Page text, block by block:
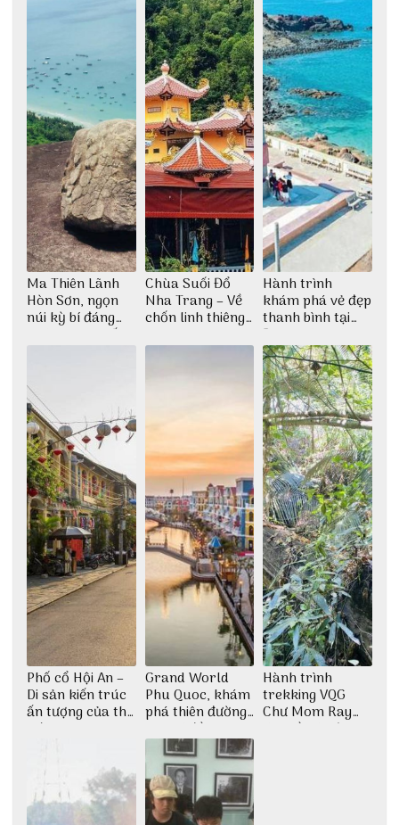
Ma Thiên Lãnh
Hòn Sơn, ngọn
núi kỳ bí đáng
khám phá nhất
Chùa Suối Đổ
Nha Trang – Về
chốn linh thiêng
thiền định
Hành trình
khám phá vẻ đẹp
thanh bình tại
Đảo Phú Quý
Phố cổ Hội An –
Di sản kiến trúc
ấn tượng của thế
giới
Grand World
Phu Quoc, khám
phá thiên đường
giải trí đầy sôi
động
Hành trình
trekking VQG
Chư Mom Ray
tìm về núi rừng